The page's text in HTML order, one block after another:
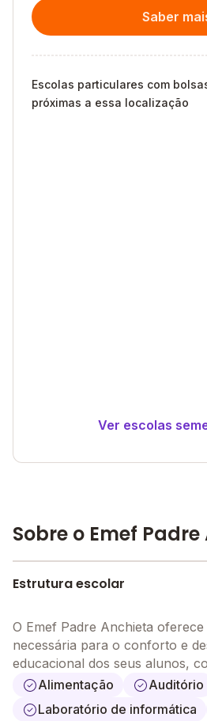
Saber
Escolas particulares com
próximas a essa localização
Ver escolas
Sobre o Emef
Estrutura escolar
O Emef Padre Anchieta
necessária para o conforto e
educacional dos seus alunos,
Alimentação
Auditório
Laboratório de informática